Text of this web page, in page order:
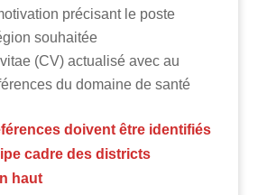
précisant le poste
souhaitée
(CV) actualisé avec au
du domaine de santé
doivent être identifiés
cadre des districts
haut